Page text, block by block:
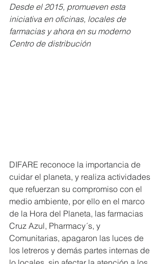
Desde el 2015, promueven esta
iniciativa en oficinas, locales de
farmacias y ahora en su moderno
Centro de distribución
DIFARE reconoce la importancia de
cuidar el planeta, y realiza actividades
que refuerzan su compromiso con el
medio ambiente, por ello en el marco
de la Hora del Planeta, las farmacias
Cruz Azul, Pharmacy´s, y
Comunitarias, apagaron las luces de
los letreros y demás partes internas de